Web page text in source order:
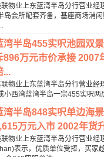
物业上东蓝湾半岛分行营业经
会所配套齐备，基座商场消闲
湾半岛455实呎池园双
896万元市价承接 2007
...
物业上东蓝湾半岛分行营业经
西湾蓝湾半岛一宗455实呎两
湾半岛848实呎单边海
万元入市 2002年货
物业上东蓝湾半岛分行营业经
表示，优质单位受捧，买家